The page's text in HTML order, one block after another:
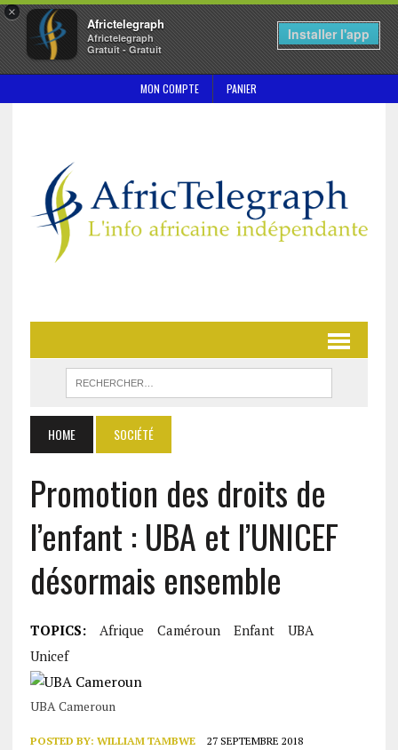
×
Africtelegraph
Africtelegraph
Gratuit - Gratuit
Installer l'app
MON COMPTE PANIER
HOME SOCIÉTÉ
Promotion des droits de
l’enfant : UBA et l’UNICEF
désormais ensemble
TOPICS: Afrique Caméroun Enfant
UBA
Unicef
UBA Cameroun
POSTED BY: WILLIAM TAMBWE 27 SEPTEMBRE 2018